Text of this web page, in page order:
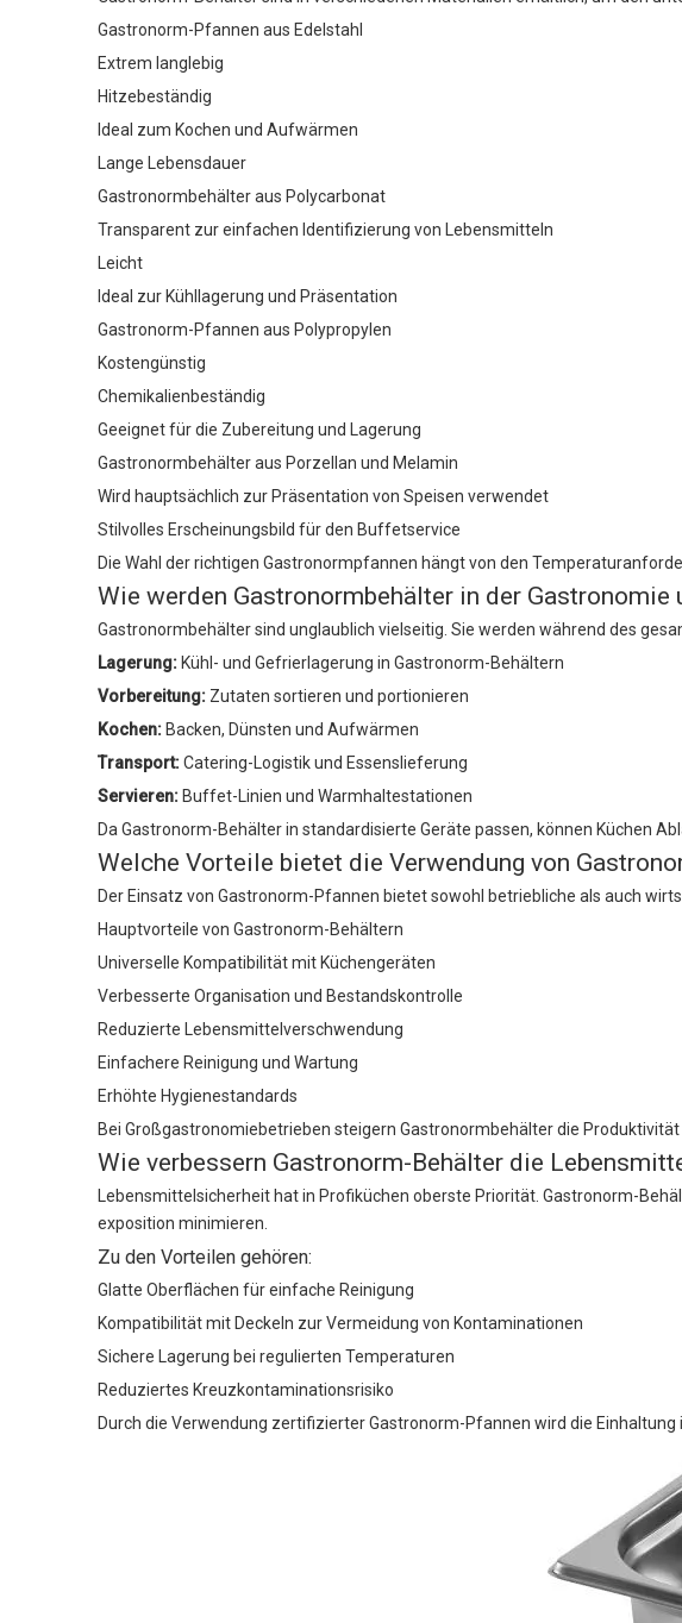
Gastronorm-Pfannen aus Edelstahl
Extrem langlebig
Hitzebeständig
Ideal zum Kochen und Aufwärmen
Lange Lebensdauer
Gastronormbehälter aus Polycarbonat
Transparent zur einfachen Identifizierung von Lebensmitteln
Leicht
Ideal zur Kühllagerung und Präsentation
Gastronorm-Pfannen aus Polypropylen
Kostengünstig
Chemikalienbeständig
Geeignet für die Zubereitung und Lagerung
Gastronormbehälter aus Porzellan und Melamin
Wird hauptsächlich zur Präsentation von Speisen verwendet
Stilvolles Erscheinungsbild für den Buffetservice
Die Wahl der richtigen Gastronormpfannen hängt von den
Wie werden Gastronormbehälter in der Gastronomie
Gastronormbehälter sind unglaublich vielseitig. Sie werden während des
Lagerung: Kühl- und Gefrierlagerung in Gastronorm-Behältern
Vorbereitung: Zutaten sortieren und portionieren
Kochen: Backen, Dünsten und Aufwärmen
Transport:Catering-Logistik und Essenslieferung
Servieren: Buffet-Linien und Warmhaltestationen
Da Gastronorm-Behälter in standardisierte Geräte passen, können Küchen
Welche Vorteile bietet die Verwendung von
Der Einsatz von Gastronorm-Pfannen bietet sowohl betriebliche als auch
Hauptvorteile von Gastronorm-Behältern
Universelle Kompatibilität mit Küchengeräten
Verbesserte Organisation und Bestandskontrolle
Reduzierte Lebensmittelverschwendung
Einfachere Reinigung und Wartung
Erhöhte Hygienestandards
Bei Großgastronomiebetrieben steigern Gastronormbehälter die Produktivität
Wie verbessern Gastronorm-Behälter die
Lebensmittelsicherheit hat in Profiküchen oberste Priorität. Gastronorm-
exposition minimieren.
Zu den Vorteilen gehören:
Glatte Oberflächen für einfache Reinigung
Kompatibilität mit Deckeln zur Vermeidung von Kontaminationen
Sichere Lagerung bei regulierten Temperaturen
Reduziertes Kreuzkontaminationsrisiko
Durch die Verwendung zertifizierter Gastronorm-Pfannen wird die